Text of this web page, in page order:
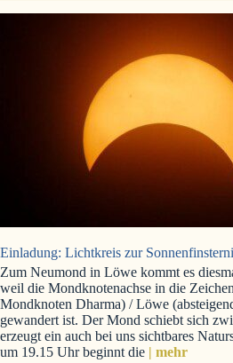
Einladung: Lichtkreis zur
Zum Neumond in Löwe kommt es
weil die Mondknotenachse in die
Mondknoten Dharma) / Löwe
gewandert ist. Der Mond schiebt sich
erzeugt ein auch bei uns sichtbares
um 19.15 Uhr beginnt die | mehr